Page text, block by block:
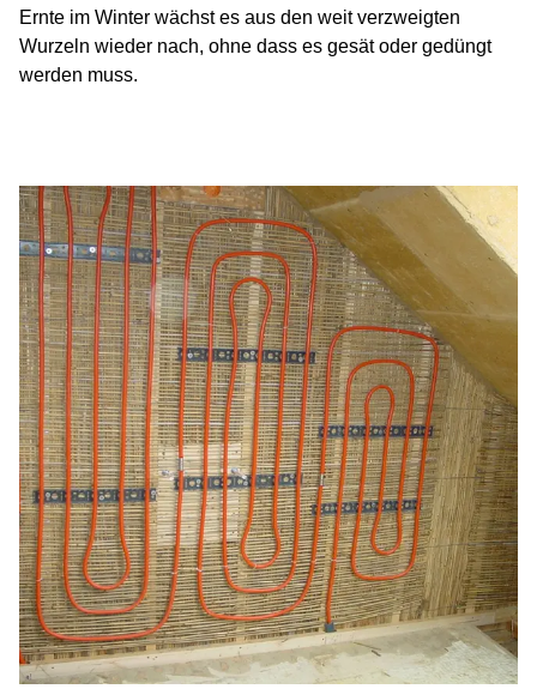
Ernte im Winter wächst es aus den weit verzweigten
Wurzeln wieder nach, ohne dass es gesät oder gedüngt
werden muss.